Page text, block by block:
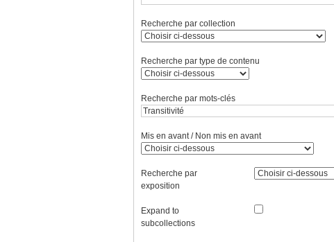
Recherche par collection
Recherche par type de contenu
Recherche par mots-clés
Mis en avant / Non mis en avant
Recherche par
exposition
Expand to
subcollections